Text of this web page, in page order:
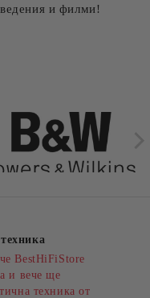
и филми!
BestHiFiStore
и вече ще
техника от